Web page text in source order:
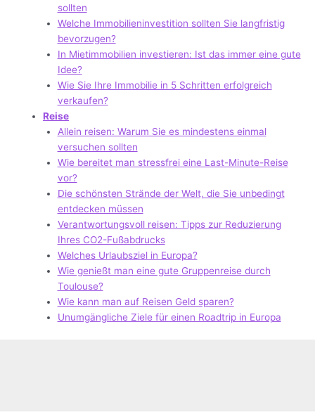
sollten
Welche Immobilieninvestition sollten Sie langfristig
bevorzugen?
In Mietimmobilien investieren: Ist das immer eine gute
Idee?
Wie Sie Ihre Immobilie in 5 Schritten erfolgreich
verkaufen?
Reise
Allein reisen: Warum Sie es mindestens einmal
versuchen sollten
Wie bereitet man stressfrei eine Last-Minute-Reise
vor?
Die schönsten Strände der Welt, die Sie unbedingt
entdecken müssen
Verantwortungsvoll reisen: Tipps zur Reduzierung
Ihres CO2-Fußabdrucks
Welches Urlaubsziel in Europa?
Wie genießt man eine gute Gruppenreise durch
Toulouse?
Wie kann man auf Reisen Geld sparen?
Unumgängliche Ziele für einen Roadtrip in Europa